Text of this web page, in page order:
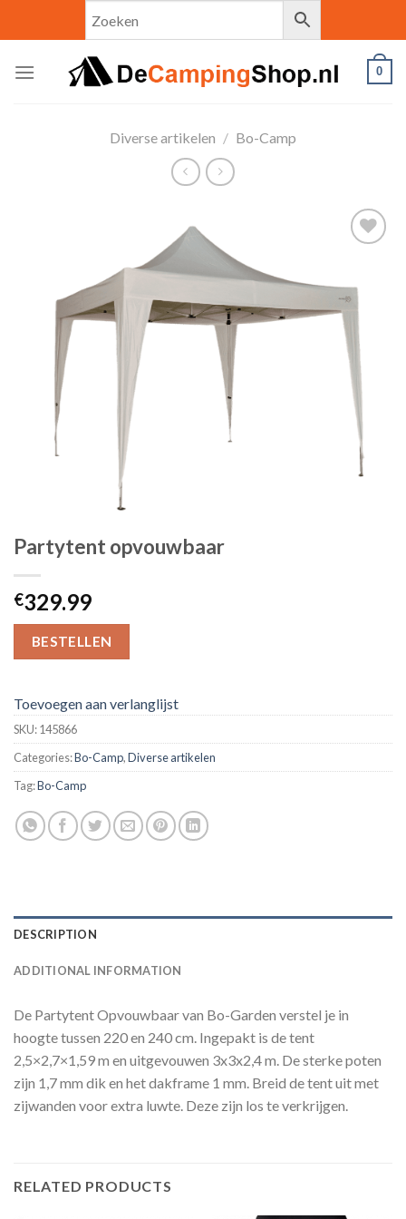
0
Diverse artikelen / Bo-Camp
verlanglijst
Partytent opvouwbaar
€329.99
BESTELLEN
Toevoegen aan verlanglijst
SKU:145866
Categories:Bo-Camp,Diverse artikelen
Tag:Bo-Camp
DESCRIPTION
ADDITIONAL INFORMATION
De Partytent Opvouwbaar van Bo-Garden verstel je in
hoogte tussen 220 en 240 cm. Ingepakt is de tent
2,5×2,7×1,59 m en uitgevouwen 3x3x2,4 m. De sterke poten
zijn 1,7 mm dik en het dakframe 1 mm. Breid de tent uit met
zijwanden voor extra luwte. Deze zijn los te verkrijgen.
RELATED PRODUCTS